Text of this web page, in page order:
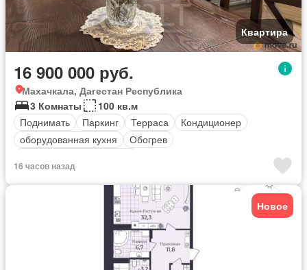
Квартира
16 900 000 руб.
Махачкала, Дагестан Республика
3 Комнаты
100 кв.м
Поднимать
Паркинг Терраса
Кондиционер
оборудованная кухня
Обогрев
16 часов назад
Новое